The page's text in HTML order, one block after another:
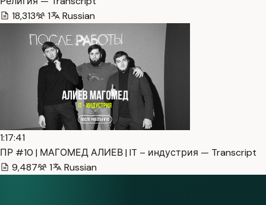
18,313
1 Russian
1:17:41
ПР #10 | МАГОМЕД АЛИЕВ | IT – индустрия — Transcript
9,487
1 Russian